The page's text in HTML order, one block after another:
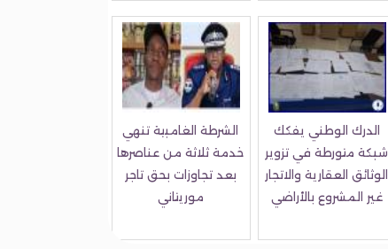
الدرك الوطني يفكك
شبكة متورطة في تزوير
الوثائق العقارية والاتجار
غير المشروع بالأراضي
الشرطة الغامبية تنهي
خدمة ثلاثة من عناصرها
بعد تجاوزات بحق تاجر
موريتاني